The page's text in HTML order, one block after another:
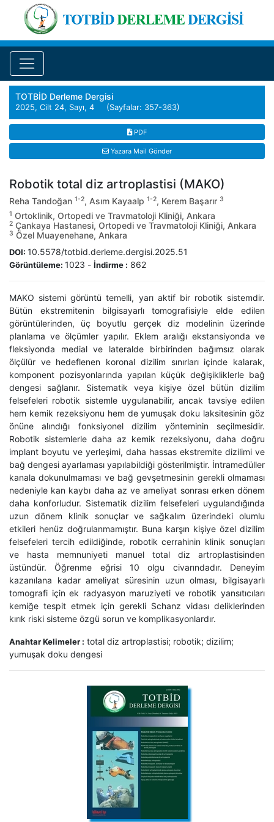
TOTBİD Derleme Dergisi
2025, Cilt 24, Sayı, 4 (Sayfalar: 357-363)
PDF
Yazara Mail Gönder
Robotik total diz artroplastisi (MAKO)
Reha Tandoğan 1-2, Asım Kayaalp 1-2, Kerem Başarır 3
1 Ortoklinik, Ortopedi ve Travmatoloji Kliniği, Ankara
2 Çankaya Hastanesi, Ortopedi ve Travmatoloji Kliniği, Ankara
3 Özel Muayenehane, Ankara
DOI: 10.5578/totbid.derleme.dergisi.2025.51
Görüntüleme: 1023 - İndirme : 862
MAKO sistemi görüntü temelli, yarı aktif bir robotik sistemdir.
Bütün ekstremitenin bilgisayarlı tomografisiyle elde edilen
görüntülerinden, üç boyutlu gerçek diz modelinin üzerinde
planlama ve ölçümler yapılır. Eklem aralığı ekstansiyonda ve
fleksiyonda medial ve lateralde birbirinden bağımsız olarak
ölçülür ve hedeflenen koronal dizilim sınırları içinde kalarak,
komponent pozisyonlarında yapılan küçük değişikliklerle bağ
dengesi sağlanır. Sistematik veya kişiye özel bütün dizilim
felsefeleri robotik sistemle uygulanabilir, ancak tavsiye edilen
hem kemik rezeksiyonu hem de yumuşak doku laksitesinin göz
önüne alındığı fonksiyonel dizilim yönteminin seçilmesidir.
Robotik sistemlerle daha az kemik rezeksiyonu, daha doğru
implant boyutu ve yerleşimi, daha hassas ekstremite dizilimi ve
bağ dengesi ayarlaması yapılabildiği gösterilmiştir. İntramedüller
kanala dokunulmaması ve bağ gevşetmesinin gerekli olmaması
nedeniyle kan kaybı daha az ve ameliyat sonrası erken dönem
daha konforludur. Sistematik dizilim felsefeleri uygulandığında
uzun dönem klinik sonuçlar ve sağkalım üzerindeki olumlu
etkileri henüz doğrulanmamıştır. Buna karşın kişiye özel dizilim
felsefeleri tercih edildiğinde, robotik cerrahinin klinik sonuçları
ve hasta memnuniyeti manuel total diz artroplastisinden
üstündür. Öğrenme eğrisi 10 olgu civarındadır. Deneyim
kazanılana kadar ameliyat süresinin uzun olması, bilgisayarlı
tomografi için ek radyasyon maruziyeti ve robotik yansıtıcıları
kemiğe tespit etmek için gerekli Schanz vidası deliklerinden
kırık riski sisteme özgü sorun ve komplikasyonlardır.
Anahtar Kelimeler : total diz artroplastisi; robotik; dizilim;
yumuşak doku dengesi